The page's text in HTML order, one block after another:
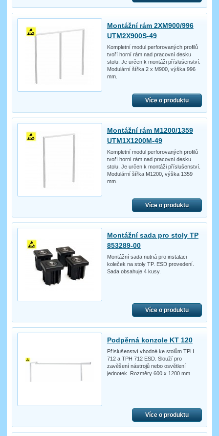
Montážní rám 2XM900/996
UTM2X900S-49
Kompletní modul perforovaných profilů
tvoří horní rám nad pracovní desku
stolu. Je určen k montáži příslušenství.
Modulární šířka 2 x M900, výška 996
mm.
Více o produktu
Montážní rám M1200/1359
UTM1X1200M-49
Kompletní modul perforovaných profilů
tvoří horní rám nad pracovní desku
stolu. Je určen k montáži příslušenství.
Modulární šířka M1200, výška 1359
mm.
Více o produktu
Montážní sada pro stoly TP
853289-00
Montážní sada nutná pro instalaci
koleček na stoly TP. ESD provedení.
Sada obsahuje 4 kusy.
Více o produktu
Podpěrná konzole KT 120
Příslušenství vhodné ke stolům TPH
712 a TPH 712 ESD. Slouží pro
zavěšení nástrojů nebo osvětlení
jednotek. Rozměry 600 x 1200 mm.
Více o produktu